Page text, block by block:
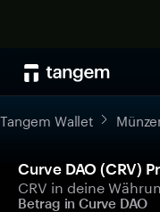
Tangem Wallet
Curve DAO (CRV)
CRV in deine
Betrag in Curve DAO